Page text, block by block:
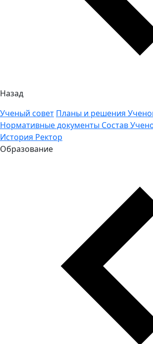
Назад
Ученый совет Планы и решения
Нормативные документы Состав
История Ректор
Образование